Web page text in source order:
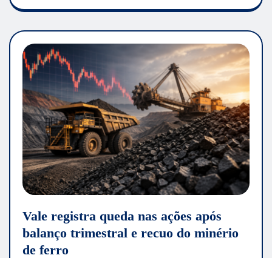
Vale registra queda nas ações após
balanço trimestral e recuo do minério
de ferro